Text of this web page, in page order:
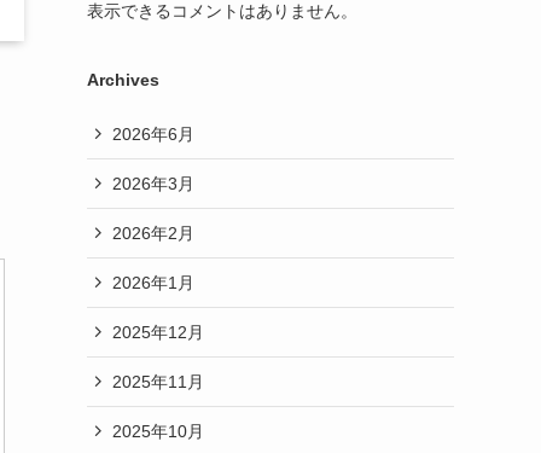
表示できるコメントはありません。
Archives
2026年6月
2026年3月
2026年2月
2026年1月
2025年12月
2025年11月
2025年10月